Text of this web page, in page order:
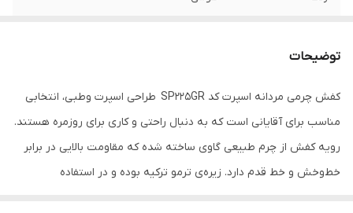
توضیحات
کفش چرمی مردانه اسپرت کد SP225GR طراحی اسپرت وطبی، انتخابی
مناسب برای آقایانی است که به دنبال راحتی و کاری برای روزمره هستند.
رویه کفش از چرم طبیعی گاوی ساخته شده که مقاومت بالایی در برابر
خط‌وخش و خط قدم دارد. زیره‌ی ترمو ترکیه بوده و در استفاده